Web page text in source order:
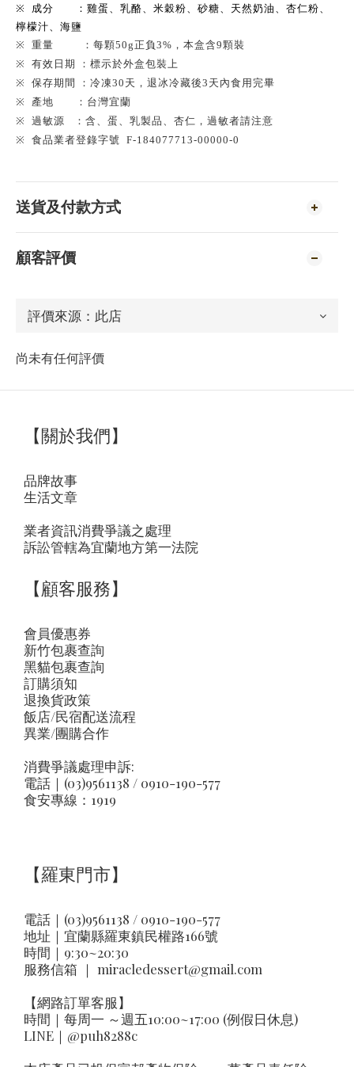
※ 成分 ：雞蛋、乳酪、米穀粉、砂糖、天然奶油、杏仁粉、
檸檬汁、海鹽
※ 重量 ：每顆50g正負3%，本盒含9顆裝
※ 有效 日期 ：標示於外盒包裝上
※ 保存期間 ：冷凍30天，退冰冷藏後3天內食用完畢
※ 產地 ：台灣宜蘭
※ 過敏源 ：含 、 蛋、乳製品、杏仁，過敏者請注意
※ 食品業者登錄字號 F-184077713-00000-0
送貨及付款方式
顧客評價
尚未有任何評價
【關於我們】
品牌故事
生活文章
業者資訊消費爭議之處理
訴訟管轄為宜蘭地方第一法院
【顧客服務】
會員優惠券
新竹包裹查詢
黑貓包裹查詢
訂購須知
退換貨政策
飯店/民宿配送流程
異業/團購合作
消費爭議處理申訴:
電話｜(03)9561138 / 0910-190-577
食安專線：1919
【羅東門市】
電話｜(03)9561138 / 0910-190-577
地址｜ 宜蘭縣羅東鎮民權路166號
時間｜9:30~20:30
服務信箱 ｜ miracledessert@gmail.com
【網路訂單客服】
時間｜每周一 ～週五10:00~17:00 (例假日休息)
LINE｜ @puh8288c